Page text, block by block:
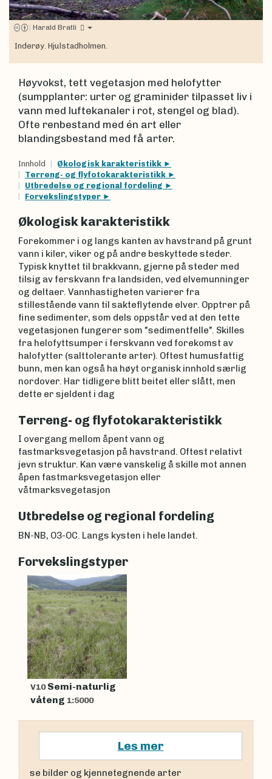
| Harald Bratli
Inderøy. Hjulstadholmen.
Høyvokst, tett vegetasjon med helofytter
(sumpplanter: urter og graminider tilpasset liv i
vann med luftekanaler i rot, stengel og blad).
Ofte renbestand med én art eller
blandingsbestand med få arter.
Innhold
Økologisk karakteristikk
Terreng- og flyfotokarakteristikk
Utbredelse og regional fordeling
Forvekslingstyper
Økologisk karakteristikk
Forekommer i og langs kanten av havstrand på grunt
vann i kiler, viker og på andre beskyttede steder.
Typisk knyttet til brakkvann, gjerne på steder med
tilsig av ferskvann fra landsiden, ved elvemunninger
og deltaer. Vannhastigheten varierer fra
stillestående vann til sakteflytende elver. Opptrer på
fine sedimenter, som dels oppstår ved at den tette
vegetasjonen fungerer som "sedimentfelle". Skilles
fra helofyttsumper i ferskvann ved forekomst av
halofytter (salttolerante arter). Oftest humusfattig
bunn, men kan også ha høyt organisk innhold særlig
nordover. Har tidligere blitt beitet eller slått, men
dette er sjeldent i dag
Terreng- og flyfotokarakteristikk
I overgang mellom åpent vann og
fastmarksvegetasjon på havstrand. Oftest relativt
jevn struktur. Kan være vanskelig å skille mot annen
åpen fastmarksvegetasjon eller
våtmarksvegetasjon
Utbredelse og regional fordeling
BN-NB, O3-OC. Langs kysten i hele landet.
Forvekslingstyper
V10Semi-naturlig
våteng 1:5000
Les mer
se bilder og kjennetegnende arter